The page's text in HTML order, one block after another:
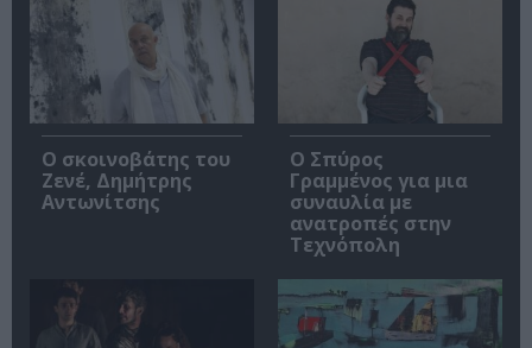
Ο σκοινοβάτης του
Ζενέ, Δημήτρης
Αντωνίτσης
Ο Σπύρος
Γραμμένος για μια
συναυλία με
ανατροπές στην
Τεχνόπολη